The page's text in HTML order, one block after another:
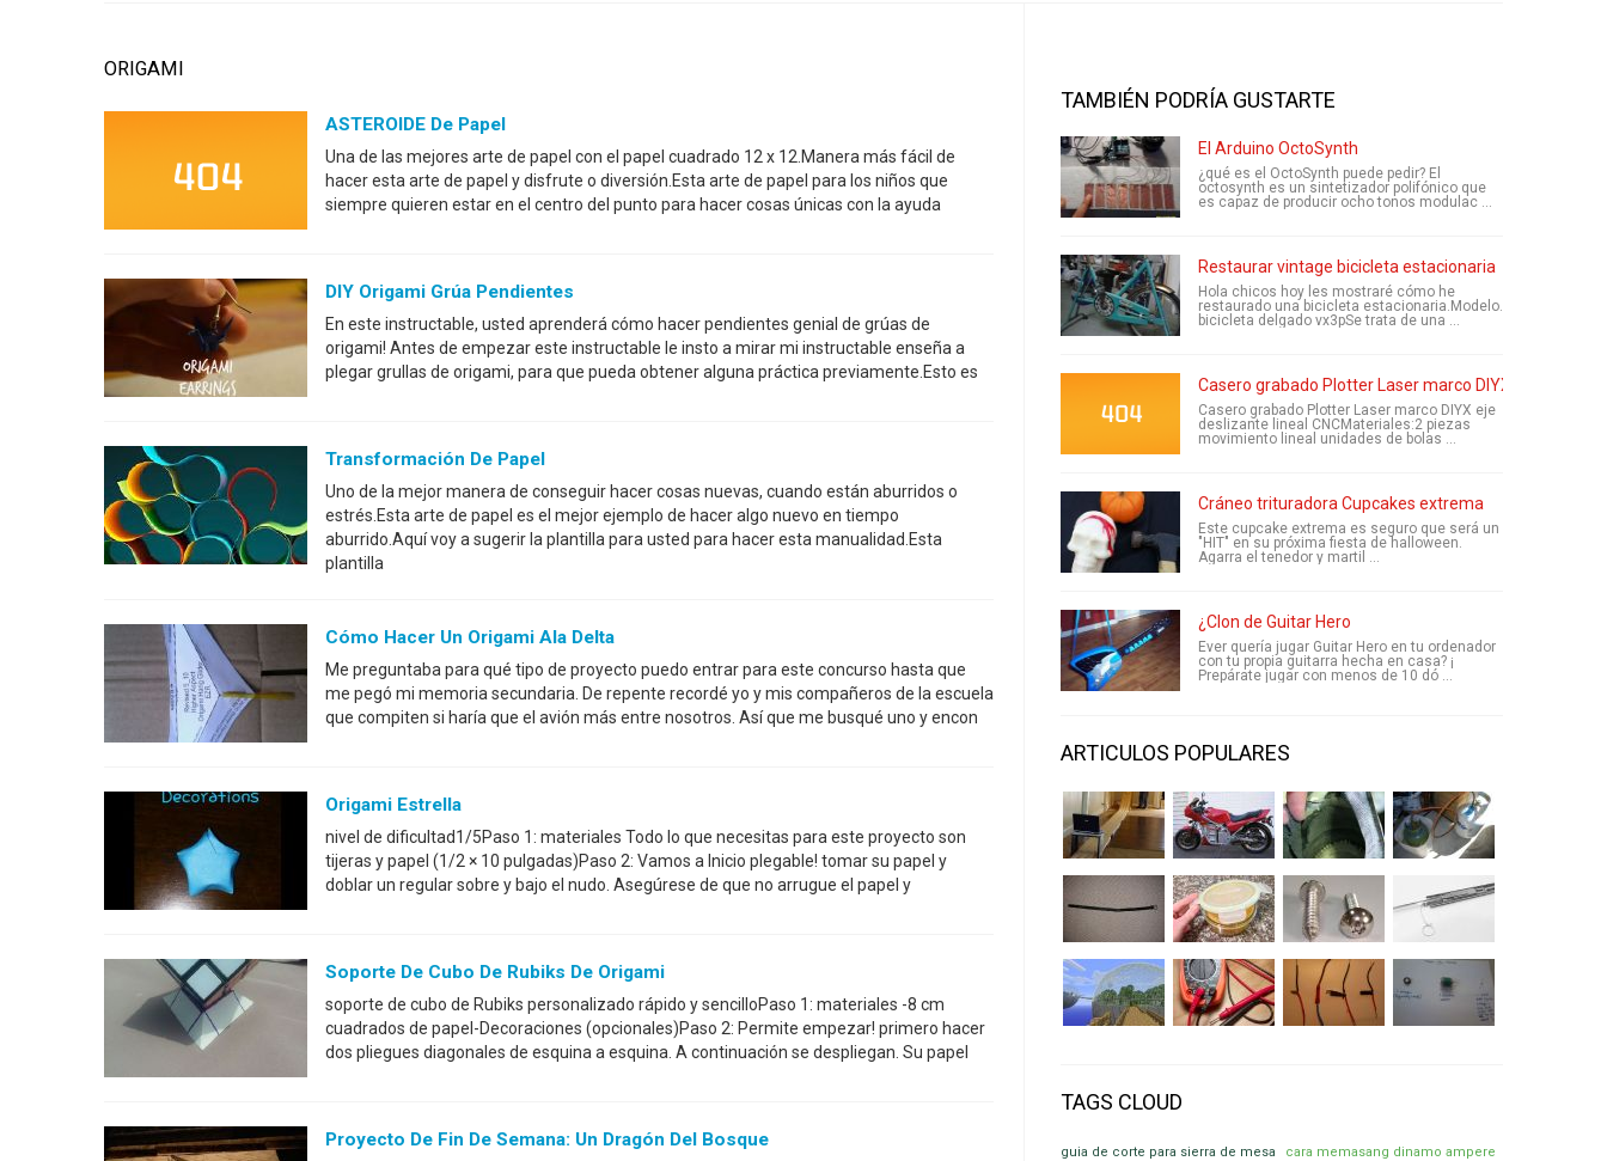
ORIGAMI
ASTEROIDE De Papel
Una de las mejores arte de papel con el papel cuadrado 12 x 12.Manera más fácil de
hacer esta arte de papel y disfrute o diversión.Esta arte de papel para los niños que
siempre quieren estar en el centro del punto para hacer cosas únicas con la ayuda
DIY Origami Grúa Pendientes
En este instructable, usted aprenderá cómo hacer pendientes genial de grúas de
origami! Antes de empezar este instructable le insto a mirar mi instructable enseña a
plegar grullas de origami, para que pueda obtener alguna práctica previamente.Esto es
Transformación De Papel
Uno de la mejor manera de conseguir hacer cosas nuevas, cuando están aburridos o
estrés.Esta arte de papel es el mejor ejemplo de hacer algo nuevo en tiempo
aburrido.Aquí voy a sugerir la plantilla para usted para hacer esta manualidad.Esta
plantilla
Cómo Hacer Un Origami Ala Delta
Me preguntaba para qué tipo de proyecto puedo entrar para este concurso hasta que
me pegó mi memoria secundaria. De repente recordé yo y mis compañeros de la escuela
que compiten si haría que el avión más entre nosotros. Así que me busqué uno y encon
Origami Estrella
nivel de dificultad1/5Paso 1: materiales Todo lo que necesitas para este proyecto son
tijeras y papel (1/2 × 10 pulgadas)Paso 2: Vamos a Inicio plegable! tomar su papel y
doblar un regular sobre y bajo el nudo. Asegúrese de que no arrugue el papel y
Soporte De Cubo De Rubiks De Origami
soporte de cubo de Rubiks personalizado rápido y sencilloPaso 1: materiales -8 cm
cuadrados de papel-Decoraciones (opcionales)Paso 2: Permite empezar! primero hacer
dos pliegues diagonales de esquina a esquina. A continuación se despliegan. Su papel
Proyecto De Fin De Semana: Un Dragón Del Bosque
TAMBIÉN PODRÍA GUSTARTE
El Arduino OctoSynth
¿qué es el OctoSynth puede pedir? El
octosynth es un sintetizador polifónico que
es capaz de producir ocho tonos modulac ...
Restaurar vintage bicicleta estacionaria
Hola chicos hoy les mostraré cómo he
restaurado una bicicleta estacionaria.Modelo.
bicicleta delgado vx3pSe trata de una ...
Casero grabado Plotter Laser marco DIYX eje
Casero grabado Plotter Laser marco DIYX eje
deslizante lineal CNCMateriales:2 piezas
movimiento lineal unidades de bolas ...
Cráneo trituradora Cupcakes extrema
Este cupcake extrema es seguro que será un
"HIT" en su próxima fiesta de halloween.
Agarra el tenedor y martil ...
¿Clon de Guitar Hero
Ever quería jugar Guitar Hero en tu ordenador
con tu propia guitarra hecha en casa? ¡
Prepárate jugar con menos de 10 dó ...
ARTICULOS POPULARES
TAGS CLOUD
guia de corte para sierra de mesa
cara memasang dinamo ampere